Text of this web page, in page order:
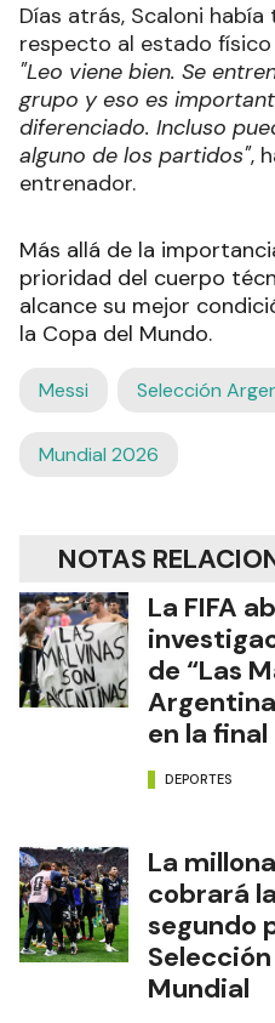
Días atrás, Scaloni
respecto al estado
"Leo viene bien. Se
grupo y eso es
diferenciado. Incluso
alguno de los partidos",
entrenador.
Más allá de la
prioridad del cuerpo
alcance su mejor
la Copa del Mundo.
Messi Selección
Mundial 2026
NOTAS
La FIFA
de “Las
en la
DEPORTES
La
cobrará
segundo
Mundial